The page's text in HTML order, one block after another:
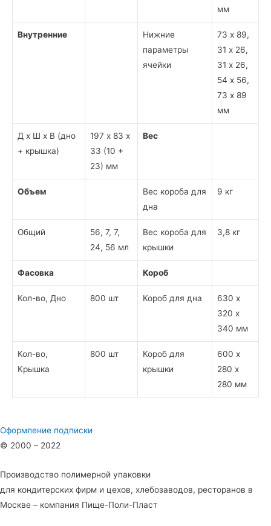
мм
Внутренние
Нижние
параметры
ячейки
73 х 89,
31 х 26,
31 х 26,
54 х 56,
73 х 89
мм
Д х Ш х В (дно
+ крышка)
197 х 83 х
33 (10 +
23) мм
Вес
Объем
Вес короба для
дна
9 кг
Общий
56, 7, 7,
24, 56 мл
Вес короба для
крышки
3,8 кг
Фасовка Короб
Кол-во, Дно 800 шт Короб для дна
630 х
320 х
340 мм
Кол-во,
Крышка
800 шт
Короб для
крышки
600 х
280 х
280 мм
Оформление подписки
© 2000 – 2022
Производство полимерной упаковки
для кондитерских фирм и цехов, хлебозаводов, ресторанов в
Москве – компания Пище-Поли-Пласт